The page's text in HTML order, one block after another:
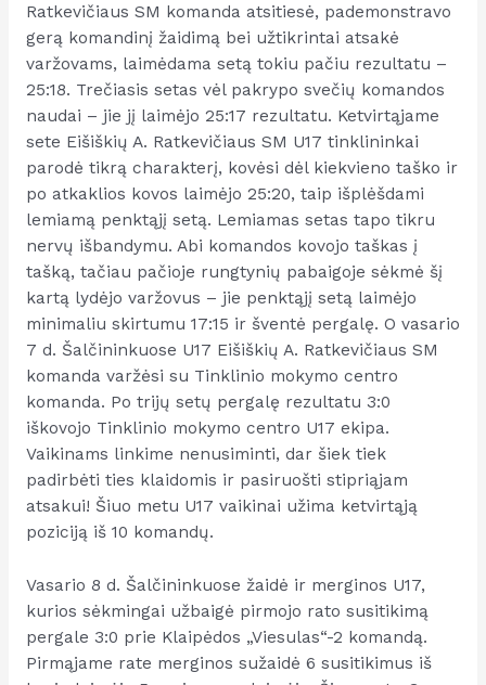
Ratkevičiaus SM komanda atsitiesė, pademonstravo
gerą komandinį žaidimą bei užtikrintai atsakė
varžovams, laimėdama setą tokiu pačiu rezultatu –
25:18. Trečiasis setas vėl pakrypo svečių komandos
naudai – jie jį laimėjo 25:17 rezultatu. Ketvirtąjame
sete Eišiškių A. Ratkevičiaus SM U17 tinklininkai
parodė tikrą charakterį, kovėsi dėl kiekvieno taško ir
po atkaklios kovos laimėjo 25:20, taip išplėšdami
lemiamą penktąjį setą. Lemiamas setas tapo tikru
nervų išbandymu. Abi komandos kovojo taškas į
tašką, tačiau pačioje rungtynių pabaigoje sėkmė šį
kartą lydėjo varžovus – jie penktąjį setą laimėjo
minimaliu skirtumu 17:15 ir šventė pergalę. O vasario
7 d. Šalčininkuose U17 Eišiškių A. Ratkevičiaus SM
komanda varžėsi su Tinklinio mokymo centro
komanda. Po trijų setų pergalę rezultatu 3:0
iškovojo Tinklinio mokymo centro U17 ekipa.
Vaikinams linkime nenusiminti, dar šiek tiek
padirbėti ties klaidomis ir pasiruošti stipriąjam
atsakui! Šiuo metu U17 vaikinai užima ketvirtąją
poziciją iš 10 komandų.
Vasario 8 d. Šalčininkuose žaidė ir merginos U17,
kurios sėkmingai užbaigė pirmojo rato susitikimą
pergale 3:0 prie Klaipėdos „Viesulas“-2 komandą.
Pirmąjame rate merginos sužaidė 6 susitikimus iš